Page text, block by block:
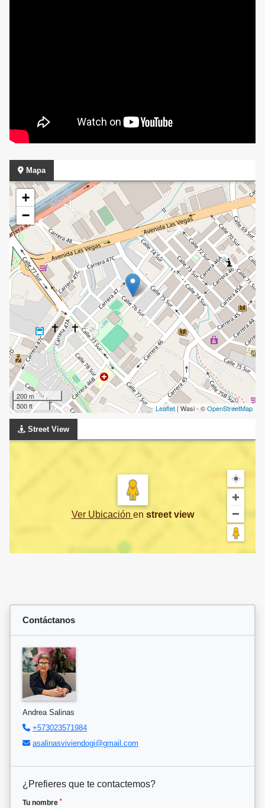
Mapa
+
−
200 m
500 ft
Leaflet | Wasi - ©OpenStreetMap
Street View
Ver Ubicación en street view
Contáctanos
Andrea Salinas
+573023571984
asalinasviviendogi@gmail.com
¿Prefieres que te contactemos?
Tu nombre *